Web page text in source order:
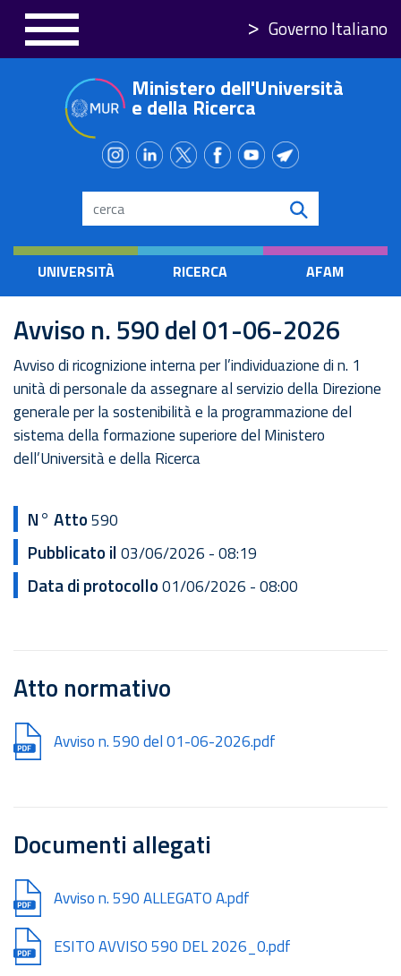
principale
Governo Italiano
Ministero dell'Università
e della Ricerca
Search
UNIVERSITÀ RICERCA AFAM
Avviso n. 590 del 01-06-2026
Avviso di ricognizione interna per l’individuazione di n. 1
unità di personale da assegnare al servizio della Direzione
generale per la sostenibilità e la programmazione del
sistema della formazione superiore del Ministero
dell’Università e della Ricerca
N° Atto590
Pubblicato il03/06/2026 - 08:19
Data di protocollo01/06/2026 - 08:00
Atto normativo
Document
Avviso n. 590 del 01-06-2026.pdf
Documenti allegati
Document
Avviso n. 590 ALLEGATO A.pdf
Document
ESITO AVVISO 590 DEL 2026_0.pdf